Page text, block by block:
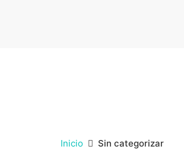
Inicio Sin categorizar